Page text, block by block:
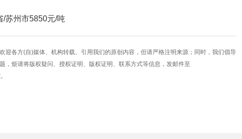
/苏州市5850元/吨
迎各方(自)媒体、机构转载、引用我们的原创内容，但请严格注明来源；同时，我们倡导
，烦请将版权疑问、授权证明、版权证明、联系方式等信息，发邮件至